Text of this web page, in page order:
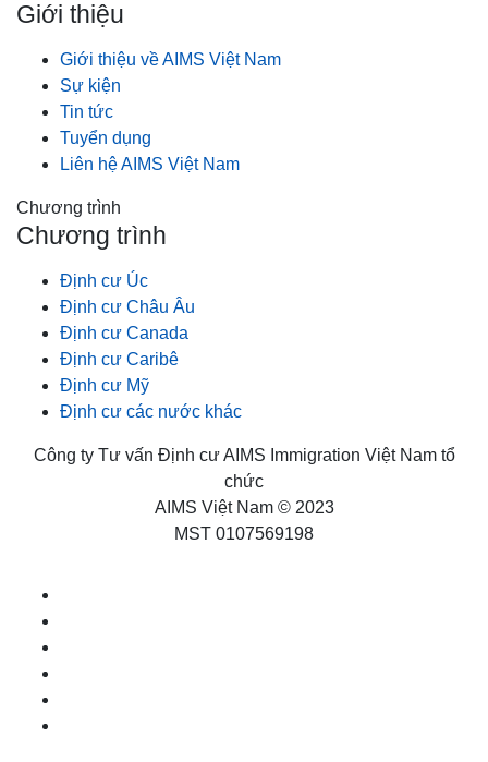
Giới thiệu
Giới thiệu về AIMS Việt Nam
Sự kiện
Tin tức
Tuyển dụng
Liên hệ AIMS Việt Nam
Chương trình
Chương trình
Định cư Úc
Định cư Châu Âu
Định cư Canada
Định cư Caribê
Định cư Mỹ
Định cư các nước khác
Công ty Tư vấn Định cư AIMS Immigration Việt Nam tổ
chức
AIMS Việt Nam © 2023
MST 0107569198